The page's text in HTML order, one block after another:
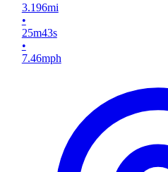
3.196mi
•
25m43s
•
7.46mph